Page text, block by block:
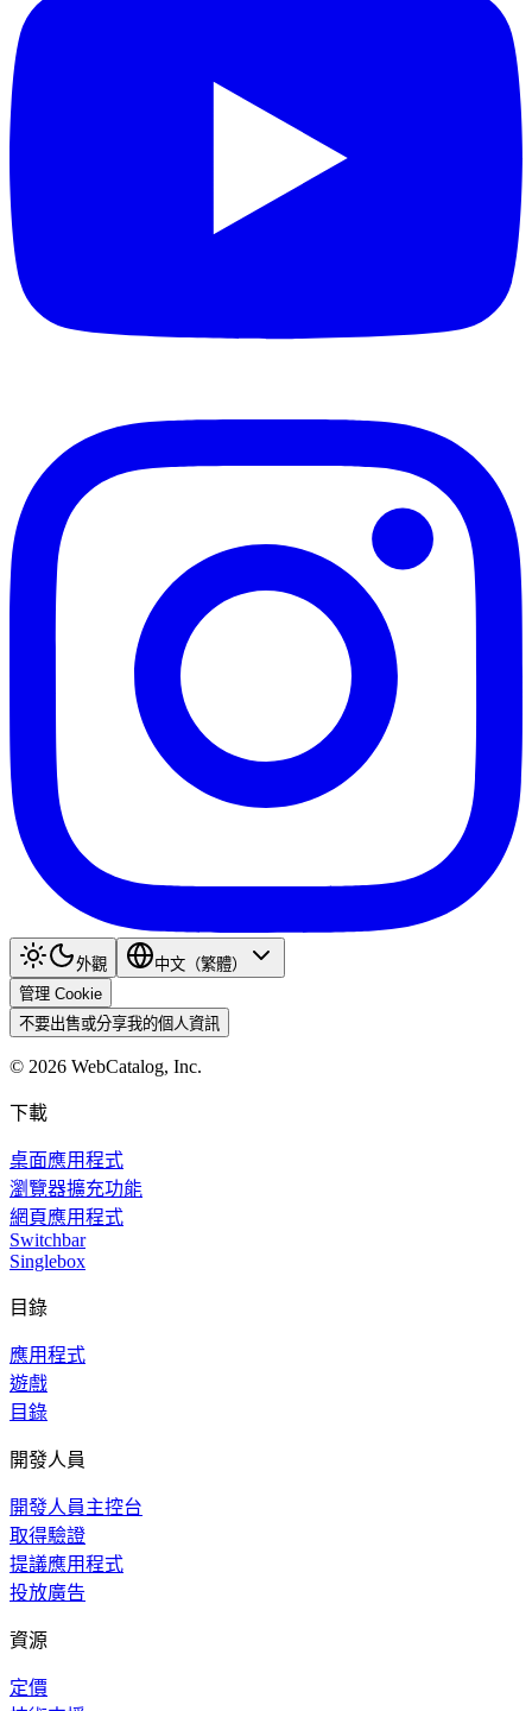
外觀
中文（繁體）
管理 Cookie
不要出售或分享我的個人資訊
© 2026 WebCatalog, Inc.
下載
桌面應用程式
瀏覽器擴充功能
網頁應用程式
Switchbar
Singlebox
目錄
應用程式
遊戲
目錄
開發人員
開發人員主控台
取得驗證
提議應用程式
投放廣告
資源
定價